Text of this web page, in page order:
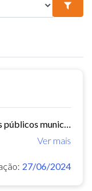
Ver mais
27/06/2024